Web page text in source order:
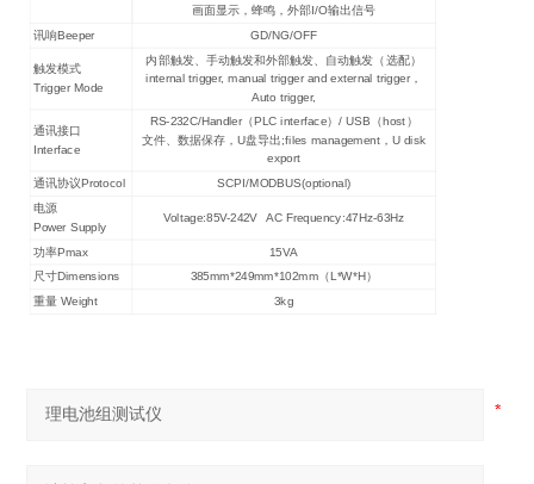
画面显示，蜂鸣，外部I/O输出信号
讯响Beeper
GD/NG/OFF
触发模式
Trigger Mode
内部触发、手动触发和外部触发、自动触发（选配）
internal trigger, manual trigger and external trigger，
Auto trigger,
通讯接口
Interface
RS-232C/Handler（PLC interface）/ USB（host）
文件、数据保存，U盘导出;files management，U disk
export
通讯协议Protocol
SCPI/MODBUS(optional)
电源
Power Supply
Voltage:85V-242V AC Frequency:47Hz-63Hz
功率Pmax
15VA
尺寸Dimensions
385mm*249mm*102mm（L*W*H）
重量 Weight 3kg